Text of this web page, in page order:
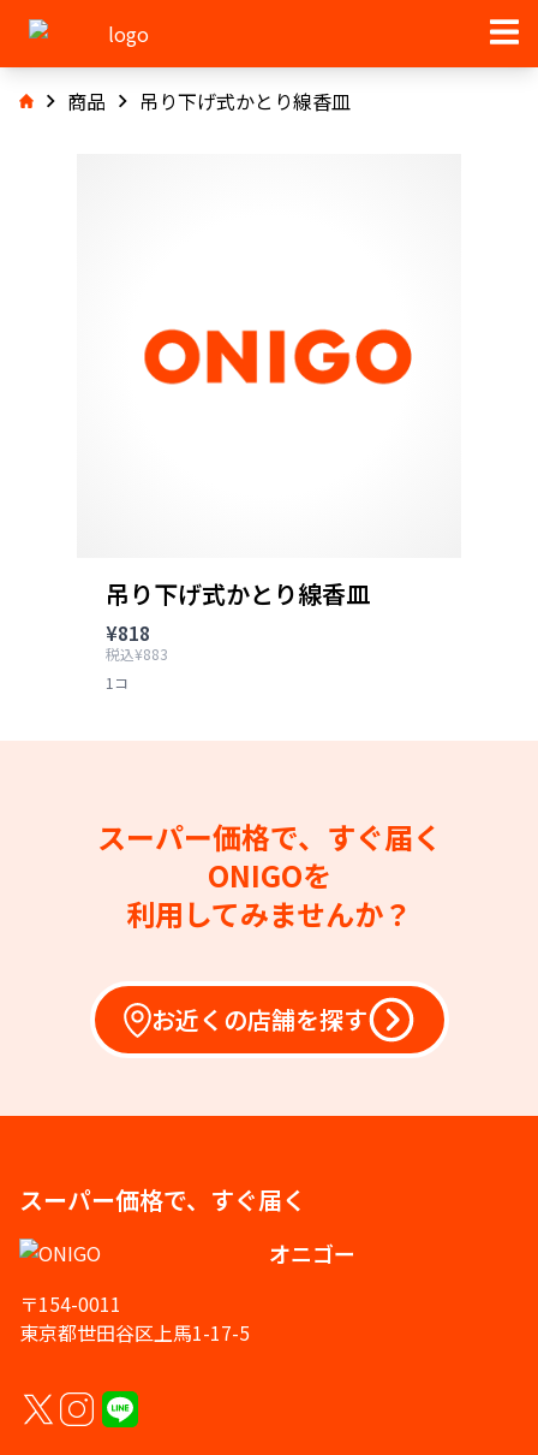
商品 吊り下げ式かとり線香皿
吊り下げ式かとり線香皿
¥818
税込¥883
1コ
スーパー価格で、すぐ届く
ONIGOを
利用してみませんか？
お近くの店舗を探す
スーパー価格で、すぐ届く
オニゴー
〒154-0011
東京都世田谷区上馬1-17-5